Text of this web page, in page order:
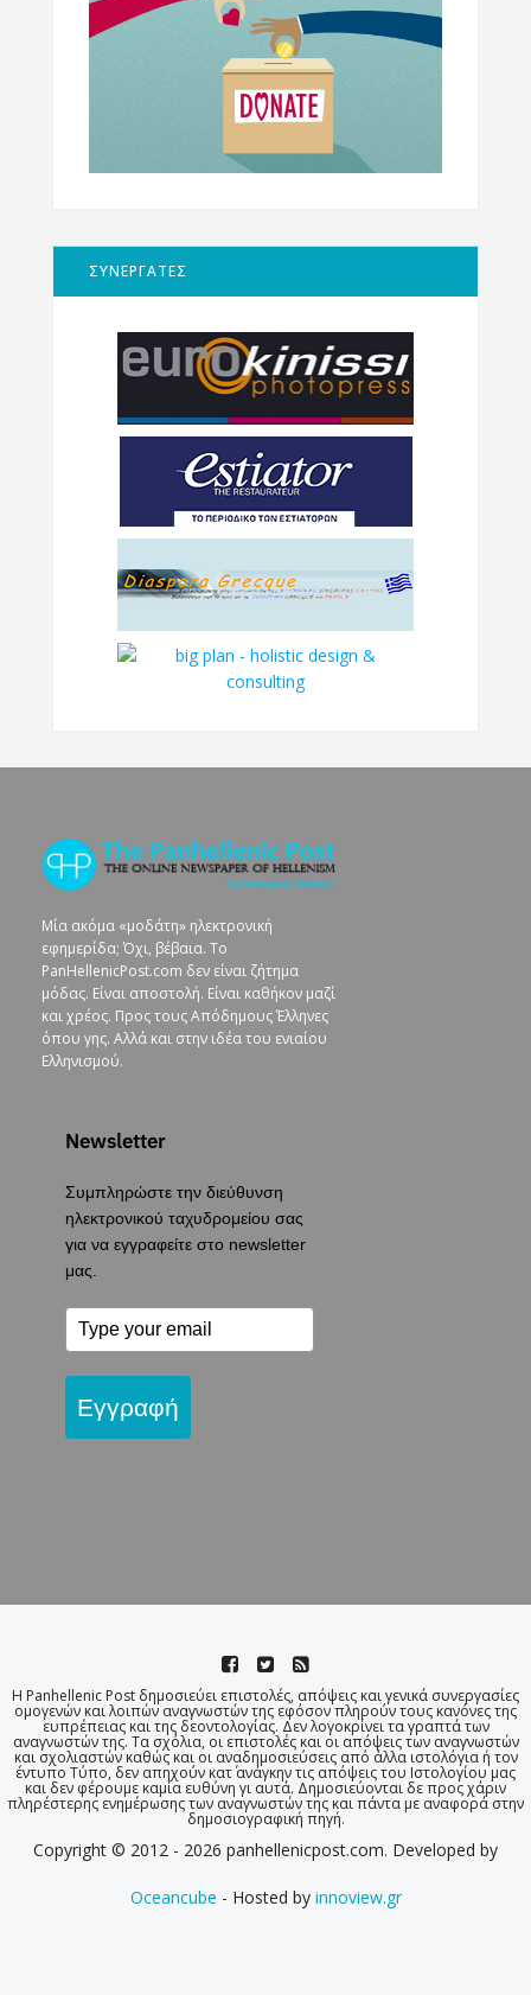
ΣΥΝΕΡΓΑΤΕΣ
Μία ακόμα «μοδάτη» ηλεκτρονική
εφημερίδα; Όχι, βέβαια. To
PanHellenicPost.com δεν είναι ζήτημα
μόδας. Είναι αποστολή. Είναι καθήκον μαζί
και χρέος. Προς τους Απόδημους Έλληνες
όπου γης. Αλλά και στην ιδέα του ενιαίου
Ελληνισμού.
Newsletter
Συμπληρώστε την διεύθυνση
ηλεκτρονικού ταχυδρομείου σας
για να εγγραφείτε στο newsletter
μας.
Εγγραφή
Η Panhellenic Post δημοσιεύει επιστολές, απόψεις και γενικά συνεργασίες
ομογενών και λοιπών αναγνωστών της εφόσον πληρούν τους κανόνες της
ευπρέπειας και της δεοντολογίας. Δεν λογοκρίνει τα γραπτά των
αναγνωστών της. Τα σχόλια, οι επιστολές και οι απόψεις των αναγνωστών
και σχολιαστών καθώς και οι αναδημοσιεύσεις από άλλα ιστολόγια ή τον
έντυπο Τύπο, δεν απηχούν κατ΄ ανάγκην τις απόψεις του Ιστολογίου μας
και δεν φέρουμε καμία ευθύνη γι αυτά. Δημοσιεύονται δε προς χάριν
πληρέστερης ενημέρωσης των αναγνωστών της και πάντα με αναφορά στην
δημοσιογραφική πηγή.
Copyright © 2012 - 2026 panhellenicpost.com. Developed by
Oceancube - Hosted by innoview.gr